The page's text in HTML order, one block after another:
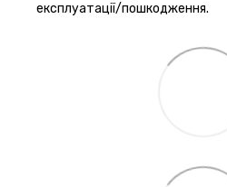
експлуатації/пошкодження.